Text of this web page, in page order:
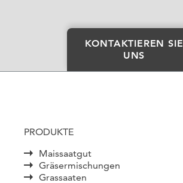
KONTAKTIEREN SIE
UNS
PRODUKTE
Maissaatgut
Gräsermischungen
Grassaaten